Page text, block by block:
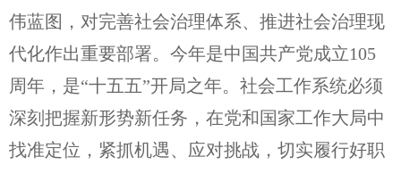
伟蓝图，对完善社会治理体系、推进社会治理现
代化作出重要部署。今年是中国共产党成立105
周年，是“十五五”开局之年。社会工作系统必须
深刻把握新形势新任务，在党和国家工作大局中
找准定位，紧抓机遇、应对挑战，切实履行好职